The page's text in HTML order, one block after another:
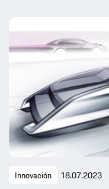
Innovación 18.07.2023